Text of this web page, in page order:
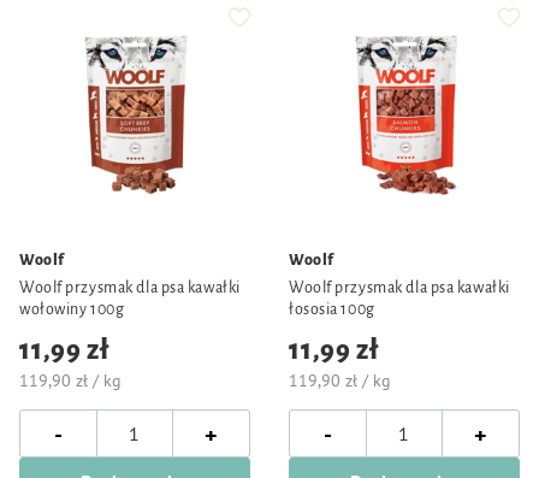
Woolf
Woolf przysmak dla psa kawałki
wołowiny 100g
11,99 zł
119,90 zł / kg
- +
Woolf
Woolf przysmak dla psa kawałki
łososia 100g
11,99 zł
119,90 zł / kg
- +